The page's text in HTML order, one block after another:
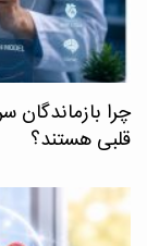
چرا
قلبی هستند؟